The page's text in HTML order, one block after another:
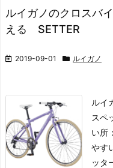
ルイガノのクロスバ
える SETTER
2019-09-01 ルイガノ
ルイ
スペ
い所
やす
ッタ